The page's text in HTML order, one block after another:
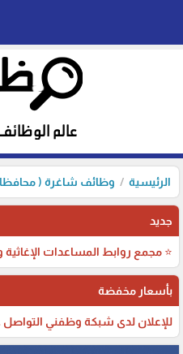
الرئيسية وظائف شاغرة (
جديد
⭐ مجمع روابط المساعدات الإغاثية
بأسعار مخفضة
للإعلان لدى شبكة وظفني التواصل على رقم